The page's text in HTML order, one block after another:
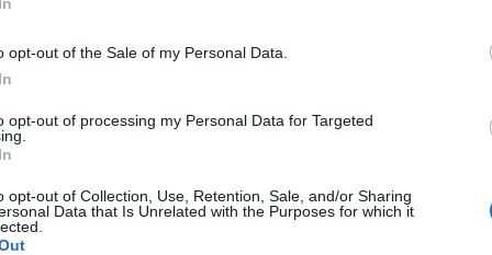
opt-out of the Sale of my Personal Data.
opt-out of processing my Personal Data for Targeted
opt-out of Collection, Use, Retention, Sale, and/or Sharing
Data that Is Unrelated with the Purposes for which it
πάνω από 300 παραλίες
Τροχαίο στις Σέρρες: «Διαλύθηκαν» τα αυτοκίνητα
Τροχαίο στις Σέρρες:
Τροχαίο στις Σέρρες:
ακάλυπτο πολυκατοικίας
53χρονη από ακάλυπτο πολυκατοικίας
Σέρρες: Δύο νεκροί μετά από μετωπική σύγκρουση ΙΧ
Σέρρες: Δύο νεκροί μετά από
μετωπική σύγκρουση ΙΧ με
φορτηγό στην Παλαιοκώμη